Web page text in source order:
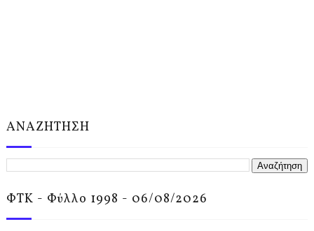
ΑΝΑΖΗΤΗΣΗ
ΦΤΚ - Φύλλο 1998 - 06/08/2026